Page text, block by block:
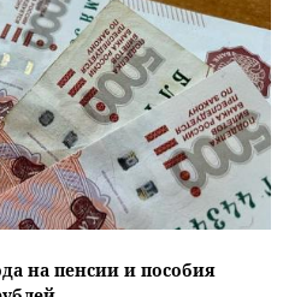
на пенсии и пособия